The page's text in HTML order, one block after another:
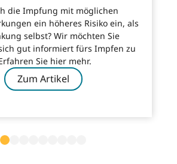
die Impfung mit möglichen
ein höheres Risiko ein, als
selbst? Wir möchten Sie
gut informiert fürs Impfen zu
Sie hier mehr.
Zum Artikel